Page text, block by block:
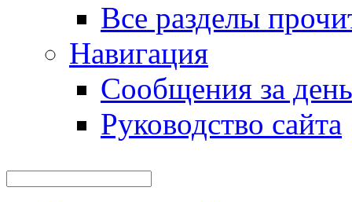
Все разделы
Навигация
Сообщения за день
Руководство сайта